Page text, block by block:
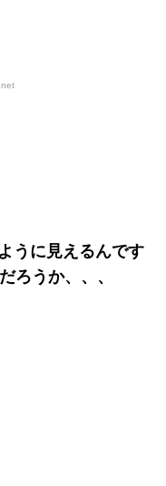
うに見えるんです
ろうか、、、